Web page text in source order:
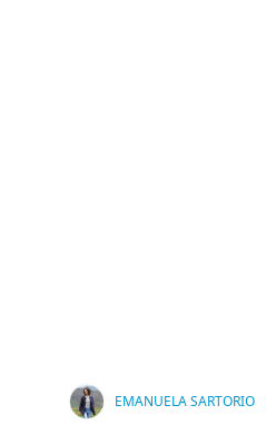
EMANUELA SARTORIO